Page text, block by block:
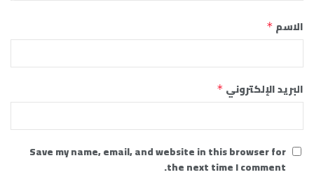
الاسم *
البريد الإلكتروني *
Save my name, email, and website in this browser for
the next time I comment.